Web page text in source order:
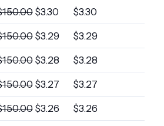
150.00 $3.30 $3.30
150.00 $3.29 $3.29
150.00 $3.28 $3.28
150.00 $3.27 $3.27
150.00 $3.26 $3.26